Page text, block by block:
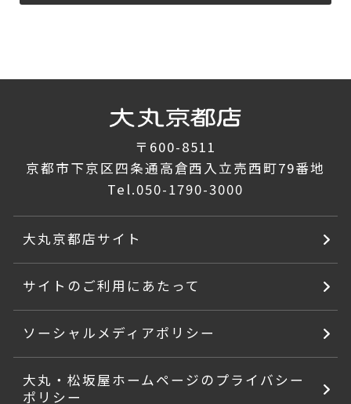
〒600-8511
京都市下京区四条通高倉西入立売西町79番地
Tel.050-1790-3000
大丸京都店サイト
サイトのご利用にあたって
ソーシャルメディアポリシー
大丸・松坂屋ホームページのプライバシー
ポリシー